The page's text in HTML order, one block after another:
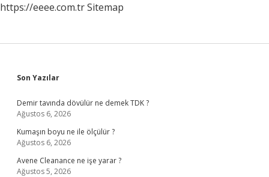
https://eeee.com.trSitemap
Sidebar
Son Yazılar
Demir tavında dövülür ne demek TDK ?
Ağustos 6, 2026
Kumaşın boyu ne ile ölçülür ?
Ağustos 6, 2026
Avene Cleanance ne işe yarar ?
Ağustos 5, 2026